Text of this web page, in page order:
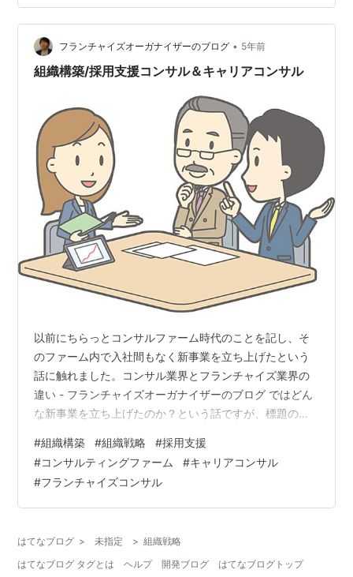
2021年を締めくくろうかとも思ったのですが、先日
fukabori.fmの第59回と…
フランチャイズオーガナイザーのブログ • 5年前
組織構築/採用支援コンサル＆キャリアコンサル
以前にちらっとコンサルファーム時代のことを記し、そ
のファーム内で入社間もなく新事業を立ち上げたという
話に触れました。コンサル業界とフランチャイズ業界の
違い - フランチャイズオーガナイザーのブログ ではどん
な新事業を立ち上げたのか？という話ですが、標題のと
ンサルティング」の事業です。自分が入社したコンサル
ファームは、ITや業務領域のコンサルをメインとしてお
り、入社当初はまずは案件とコンサルをマッチングする
タスクを担い、業界への理解を深めましょうとなったの
かがやった方が有機的だと感じました。そん…
#組織構築 #組織戦略 #採用支援
#コンサルティングファーム #キャリアコンサル
#フランチャイズコンサル
はてなブログ > 未指定 > 組織戦略
はてなブログ タグとは
ヘルプ 開発ブログ はてなブログトップ